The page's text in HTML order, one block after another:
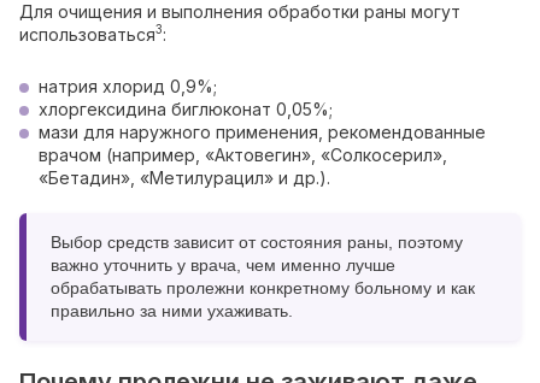
Для очищения и выполнения обработки раны могут
использоваться3:
натрия хлорид 0,9%;
хлоргексидина биглюконат 0,05%;
мази для наружного применения, рекомендованные
врачом (например, «Актовегин», «Солкосерил»,
«Бетадин», «Метилурацил» и др.).
Выбор средств зависит от состояния раны, поэтому
важно уточнить у врача, чем именно лучше
обрабатывать пролежни конкретному больному и как
правильно за ними ухаживать.